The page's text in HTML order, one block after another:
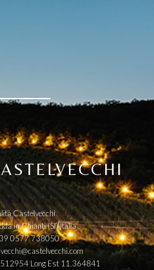
Castelvecchi
in Chianti (SI) Italia
0577 738050
Long Est 11.364841